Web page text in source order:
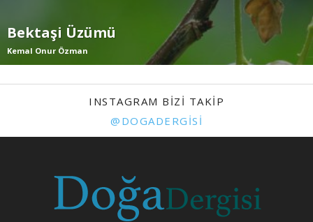
Bektaşi Üzümü
Kemal Onur Özman
INSTAGRAM BIZI TAKIP
@DOGADERGISI